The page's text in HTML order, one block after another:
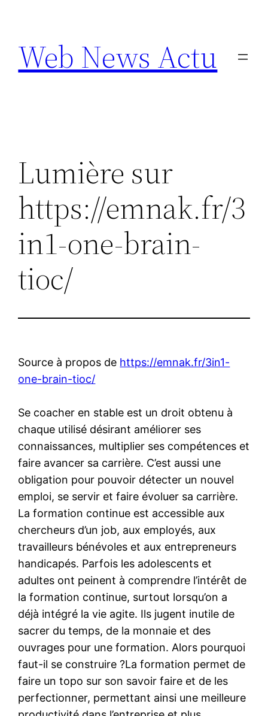
contenu
Web News Actu
Lumière sur
https://emnak.fr/3
in1-one-brain-
tioc/
Source à propos de https://emnak.fr/3in1-
one-brain-tioc/
Se coacher en stable est un droit obtenu à
chaque utilisé désirant améliorer ses
connaissances, multiplier ses compétences et
faire avancer sa carrière. C’est aussi une
obligation pour pouvoir détecter un nouvel
emploi, se servir et faire évoluer sa carrière.
La formation continue est accessible aux
chercheurs d’un job, aux employés, aux
travailleurs bénévoles et aux entrepreneurs
handicapés. Parfois les adolescents et
adultes ont peinent à comprendre l’intérêt de
la formation continue, surtout lorsqu’on a
déjà intégré la vie agite. Ils jugent inutile de
sacrer du temps, de la monnaie et des
ouvrages pour une formation. Alors pourquoi
faut-il se construire ?La formation permet de
faire un topo sur son savoir faire et de les
perfectionner, permettant ainsi une meilleure